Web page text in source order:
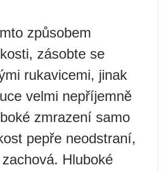
způsobem
zásobte se
rukavicemi, jinak
velmi nepříjemně
zmrazení samo
pepře neodstraní,
Hluboké